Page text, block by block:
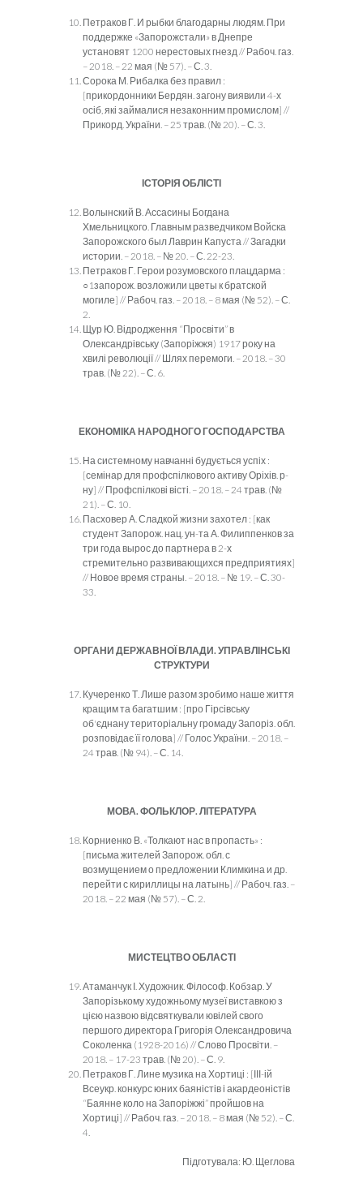
Петраков Г. И рыбки благодарны людям. При
поддержке «Запорожстали» в Днепре
установят 1200 нерестовых гнезд // Рабоч. газ.
– 2018. – 22 мая (№ 57). – С. 3.
Сорока М. Рибалка без правил :
[прикордонники Бердян. загону виявили 4-х
осіб, які займалися незаконним промислом] //
Прикорд. України. – 25 трав. (№ 20). – С. 3.
ІСТОРІЯ ОБЛІСТІ
Волынский В. Ассасины Богдана
Хмельницкого. Главным разведчиком Войска
Запорожского был Лаврин Капуста // Загадки
истории. – 2018. – № 20. – С. 22-23.
Петраков Г. Герои розумовского плацдарма :
○1запорож. возложили цветы к братской
могиле] // Рабоч. газ. – 2018. – 8 мая (№ 52). – С.
2.
Щур Ю. Відродження “Просвіти” в
Олександрівську (Запоріжжя) 1917 року на
хвилі революції // Шлях перемоги. – 2018. – 30
трав. (№ 22). – С. 6.
ЕКОНОМІКА НАРОДНОГО ГОСПОДАРСТВА
На системному навчанні будується успіх :
[семінар для профспілкового активу Оріхів. р-
ну] // Профспілкові вісті. – 2018. – 24 трав. (№
21). – С. 10.
Пасховер А. Сладкой жизни захотел : [как
студент Запорож. нац. ун-та А. Филиппенков за
три года вырос до партнера в 2-х
стремительно развивающихся предприятиях]
// Новое время страны. – 2018. – № 19. – С. 30-
33.
ОРГАНИ ДЕРЖАВНОЇ ВЛАДИ. УПРАВЛІНСЬКІ
СТРУКТУРИ
Кучеренко Т. Лише разом зробимо наше життя
кращим та багатшим : [про Гірсівську
об'єднану територіальну громаду Запоріз. обл.
розповідає її голова] // Голос України. – 2018. –
24 трав. (№ 94). – С. 14.
МОВА. ФОЛЬКЛОР. ЛІТЕРАТУРА
Корниенко В. «Толкают нас в пропасть» :
[письма жителей Запорож. обл. с
возмущением о предложении Климкина и др.
перейти с кириллицы на латынь] // Рабоч. газ. –
2018. – 22 мая (№ 57). – С. 2.
МИСТЕЦТВО ОБЛАСТІ
Атаманчук І. Художник. Філософ. Кобзар. У
Запорізькому художньому музеї виставкою з
цією назвою відсвяткували ювілей свого
першого директора Григорія Олександровича
Соколенка (1928-2016) // Слово Просвіти. –
2018. – 17-23 трав. (№ 20). – С. 9.
Петраков Г. Лине музика на Хортиці : [ІІІ-ій
Всеукр. конкурс юних баяністів і акардеоністів
“Баянне коло на Запоріжжі” пройшов на
Хортиці] // Рабоч. газ. – 2018. – 8 мая (№ 52). – С.
4.
Підготувала: Ю. Щеглова